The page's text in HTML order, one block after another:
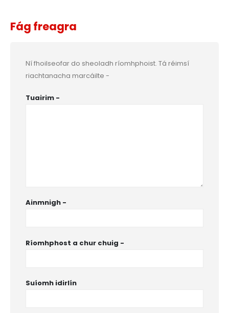
Fág freagra
Ní fhoilseofar do sheoladh ríomhphoist. Tá réimsí
riachtanacha marcáilte -
Tuairim -
Ainmnigh -
Ríomhphost a chur chuig -
Suíomh idirlín